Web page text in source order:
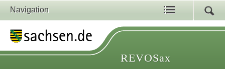
Navigation
REVOSax